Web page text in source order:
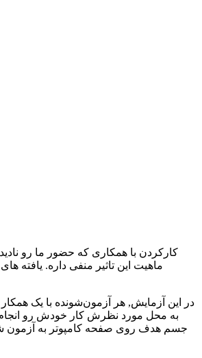
کارکردن با همکاری که حضور ما رو
در این آزمایش, هر آزمون‌شونده با یک
جسم هدف روی صفحه کامپوتر به آزمون